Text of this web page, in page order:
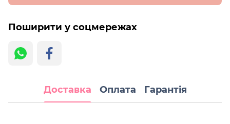
Поширити у соцмережах
Доставка Оплата Гарантія